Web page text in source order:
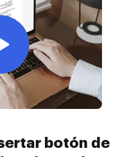
botón de